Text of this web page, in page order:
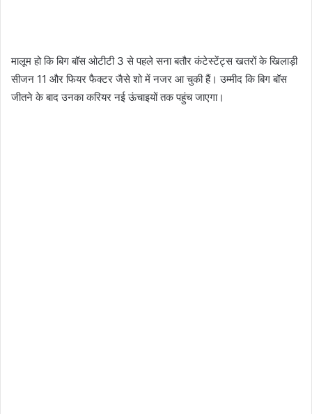
मालूम हो कि बिग बॉस ओटीटी 3 से पहले सना बतौर कंटेस्टेंट्स खतरों के खिलाड़ी
सीजन 11 और फियर फैक्टर जैसे शो में नजर आ चुकी हैं। उम्मीद कि बिग बॉस
जीतने के बाद उनका करियर नई ऊंचाइयों तक पहुंच जाएगा।